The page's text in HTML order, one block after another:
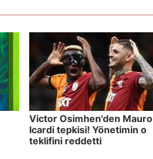
Victor Osimhen'den Mauro
Icardi tepkisi! Yönetimin o
teklifini reddetti